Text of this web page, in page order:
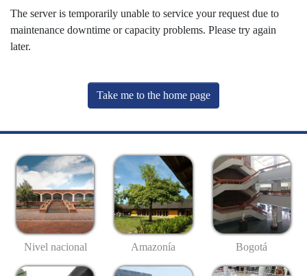
The server is temporarily unable to service your request due to
maintenance downtime or capacity problems. Please try again
later.
Take me to the home page
Nivel nacional Amazonía Bogotá